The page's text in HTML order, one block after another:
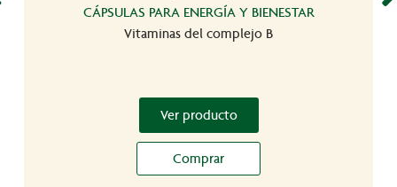
CÁPSULAS PARA ENERGÍA Y BIENESTAR
Vitaminas del complejo B
Ver producto
Comprar